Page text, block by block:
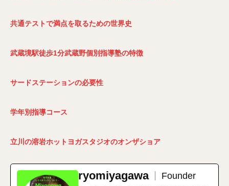
共通テストで満点を取るための世界史
武蔵境駅徒歩1分武蔵野個別指導塾の特徴
サードステーションの必要性
学年別指導コース
立川の溶岩ホットヨガスタジオのオンザショア
ryomiyagawa
Founder